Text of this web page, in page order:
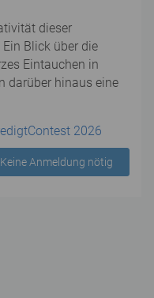
dieser
Blick über die
Eintauchen in
darüber hinaus eine
2026
Keine Anmeldung nötig